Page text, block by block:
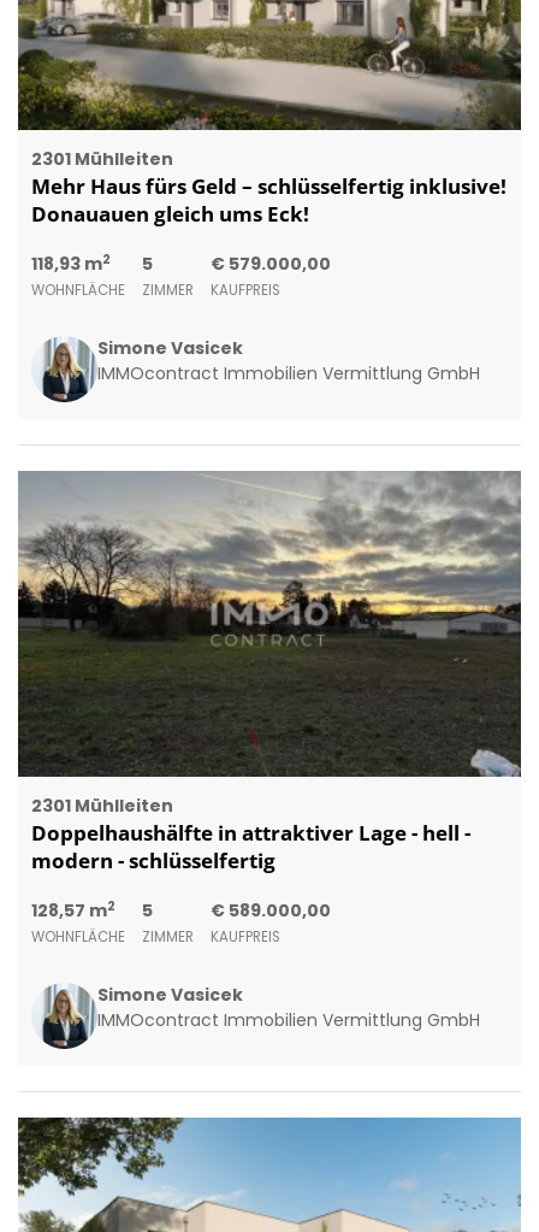
2301 Mühlleiten
Mehr Haus fürs Geld – schlüsselfertig inklusive!
Donauauen gleich ums Eck!
118,93 m2
WOHNFLÄCHE
5
ZIMMER
€ 579.000,00
KAUFPREIS
Simone Vasicek
IMMOcontract Immobilien Vermittlung GmbH
2301 Mühlleiten
Doppelhaushälfte in attraktiver Lage - hell -
modern - schlüsselfertig
128,57 m2
WOHNFLÄCHE
5
ZIMMER
€ 589.000,00
KAUFPREIS
Simone Vasicek
IMMOcontract Immobilien Vermittlung GmbH